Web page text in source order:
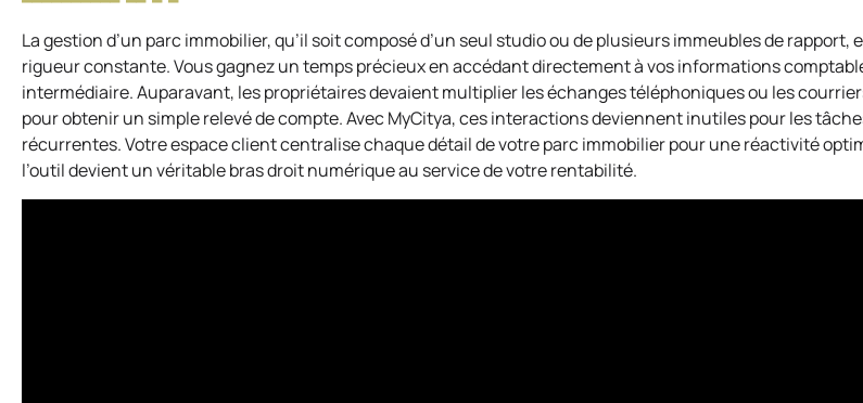
La gestion d’un parc immobilier, qu’il soit composé d’un seul studio ou de plusieurs immeubles de rapport,
rigueur constante. Vous gagnez un temps précieux en accédant directement à vos informations
intermédiaire. Auparavant, les propriétaires devaient multiplier les échanges téléphoniques ou les
pour obtenir un simple relevé de compte. Avec MyCitya, ces interactions deviennent inutiles pour les
récurrentes. Votre espace client centralise chaque détail de votre parc immobilier pour une réactivité
l’outil devient un véritable bras droit numérique au service de votre rentabilité.